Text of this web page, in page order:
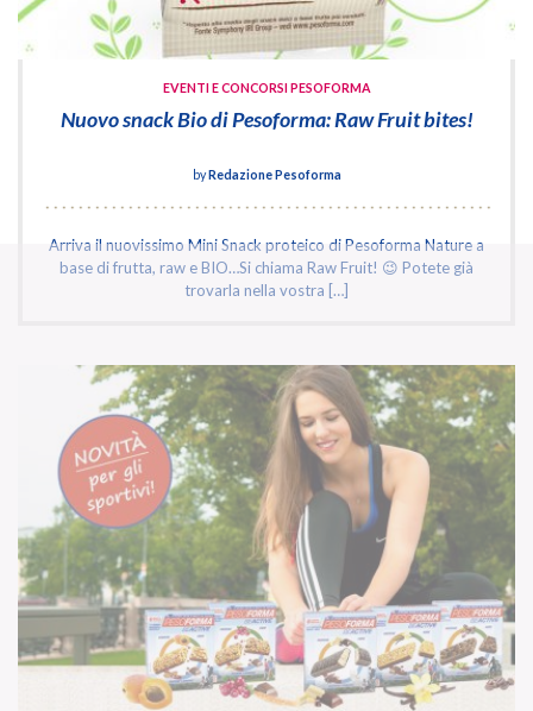
EVENTI E CONCORSI PESOFORMA
Nuovo snack Bio di Pesoforma: Raw Fruit bites!
byRedazione Pesoforma
Arriva il nuovissimo Mini Snack proteico di Pesoforma Nature a
base di frutta, raw e BIO…Si chiama Raw Fruit! 😉 Potete già
trovarla nella vostra […]